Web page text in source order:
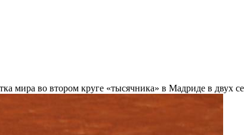
мира во втором круге «тысячника» в Мадриде в двух